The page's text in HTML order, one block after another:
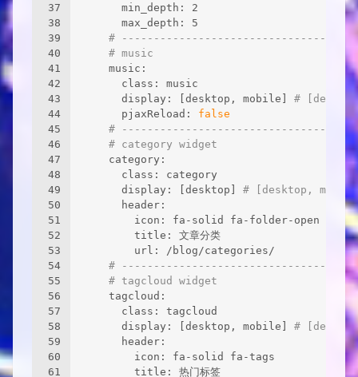
37
38
39
40
41
42
43
44
45
46
47
48
49
50
51
52
53
54
55
56
57
58
59
60
61
      min_depth: 2
      max_depth: 5
#
# music
    music:
      class: music
      display: [desktop, mobile]
#
      pjaxReload:
false
#
# category widget
    category:
      class: category
      display: [desktop]
# [desktop,
      header:
        icon: fa-solid fa-folder-open
        title: 文章分类
        url: /blog/categories/
#
# tagcloud widget
    tagcloud:
      class: tagcloud
      display: [desktop, mobile]
#
      header:
        icon: fa-solid fa-tags
        title: 热门标签